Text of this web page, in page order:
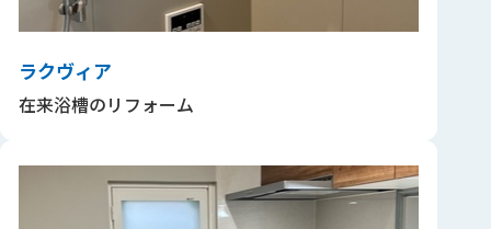
ラクヴィア
在来浴槽のリフォーム